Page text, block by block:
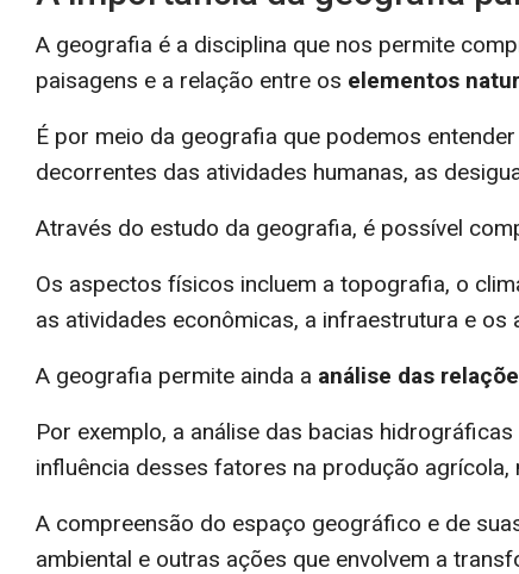
A geografia é a disciplina que nos permite
paisagens e a relação entre os elementos
É por meio da geografia que podemos
decorrentes das atividades humanas, as
Através do estudo da geografia, é possível
Os aspectos físicos incluem a topografia, o
as atividades econômicas, a infraestrutura e os
A geografia permite ainda a análise das
Por exemplo, a análise das bacias
influência desses fatores na produção
A compreensão do espaço geográfico e de
ambiental e outras ações que envolvem a